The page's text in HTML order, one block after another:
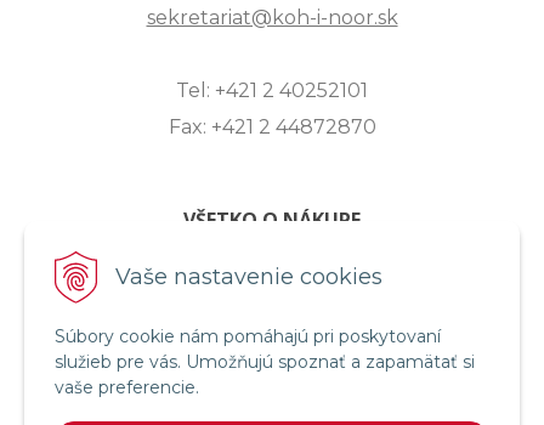
Vaše nastavenie cookies
Súbory cookie nám pomáhajú pri poskytovaní
služieb pre vás. Umožňujú spoznať a zapamätať si
vaše preferencie.
sekretariat@koh-i-noor.sk
Tel: +421 2 40252101
Fax: +421 2 44872870
VŠETKO O NÁKUPE
ZASLANIE OTÁZKY
OBCHODNÉ PODMIENKY
REKLAMAČNÝ PORIADOK